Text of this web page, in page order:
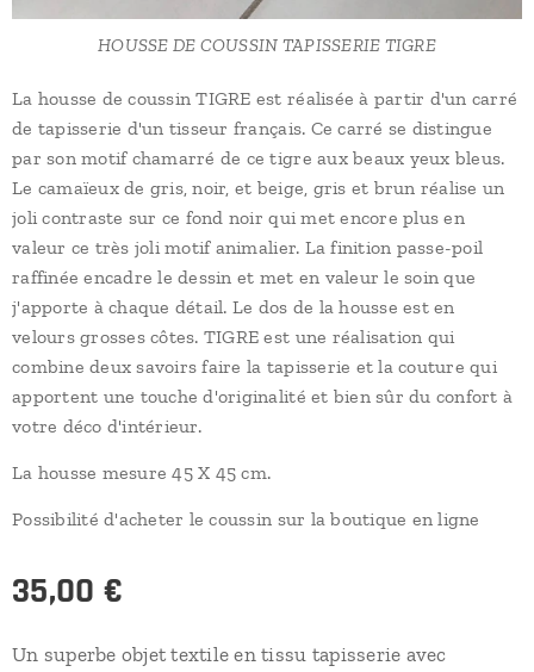
HOUSSE DE COUSSIN TAPISSERIE TIGRE
La housse de coussin TIGRE est réalisée à partir d'un carré
de tapisserie d'un tisseur français. Ce carré se distingue
par son motif chamarré de ce tigre aux beaux yeux bleus.
Le camaïeux de gris, noir, et beige, gris et brun réalise un
joli contraste sur ce fond noir qui met encore plus en
valeur ce très joli motif animalier. La finition passe-poil
raffinée encadre le dessin et met en valeur le soin que
j'apporte à chaque détail. Le dos de la housse est en
velours grosses côtes. TIGRE est une réalisation qui
combine deux savoirs faire la tapisserie et la couture qui
apportent une touche d'originalité et bien sûr du confort à
votre déco d'intérieur.
La housse mesure 45 X 45 cm.
Possibilité d'acheter le coussin sur la boutique en ligne
35,00 €
Un superbe objet textile en tissu tapisserie avec